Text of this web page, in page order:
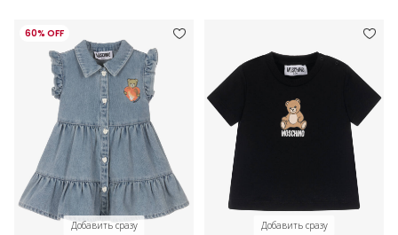
60% OFF
Добавить сразу Добавить сразу